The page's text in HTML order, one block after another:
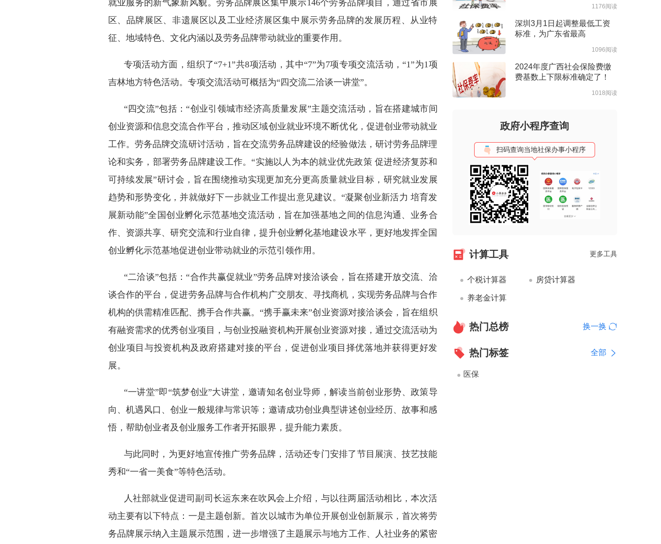
就业服务的新气象新风貌。劳务品牌展区集中展示146个劳务品牌项目，通过省市展
区、品牌展区、非遗展区以及工业经济展区集中展示劳务品牌的发展历程、从业特
征、地域特色、文化内涵以及劳务品牌带动就业的重要作用。
专项活动方面，组织了“7+1”共8项活动，其中“7”为7项专项交流活动，“1”为1项
吉林地方特色活动。专项交流活动可概括为“四交流二洽谈一讲堂”。
“四交流”包括：“创业引领城市经济高质量发展”主题交流活动，旨在搭建城市间
创业资源和信息交流合作平台，推动区域创业就业环境不断优化，促进创业带动就业
工作。劳务品牌交流研讨活动，旨在交流劳务品牌建设的经验做法，研讨劳务品牌理
论和实务，部署劳务品牌建设工作。“实施以人为本的就业优先政策 促进经济复苏和
可持续发展”研讨会，旨在围绕推动实现更加充分更高质量就业目标，研究就业发展
趋势和形势变化，并就做好下一步就业工作提出意见建议。“凝聚创业新活力 培育发
展新动能”全国创业孵化示范基地交流活动，旨在加强基地之间的信息沟通、业务合
作、资源共享、研究交流和行业自律，提升创业孵化基地建设水平，更好地发挥全国
创业孵化示范基地促进创业带动就业的示范引领作用。
“二洽谈”包括：“合作共赢促就业”劳务品牌对接洽谈会，旨在搭建开放交流、洽
谈合作的平台，促进劳务品牌与合作机构广交朋友、寻找商机，实现劳务品牌与合作
机构的供需精准匹配、携手合作共赢。“携手赢未来”创业资源对接洽谈会，旨在组织
有融资需求的优秀创业项目，与创业投融资机构开展创业资源对接，通过交流活动为
创业项目与投资机构及政府搭建对接的平台，促进创业项目择优落地并获得更好发
展。
“一讲堂”即“筑梦创业”大讲堂，邀请知名创业导师，解读当前创业形势、政策导
向、机遇风口、创业一般规律与常识等；邀请成功创业典型讲述创业经历、故事和感
悟，帮助创业者及创业服务工作者开拓眼界，提升能力素质。
与此同时，为更好地宣传推广劳务品牌，活动还专门安排了节目展演、技艺技能
秀和“一省一美食”等特色活动。
人社部就业促进司副司长运东来在吹风会上介绍，与以往两届活动相比，本次活
动主要有以下特点：一是主题创新。首次以城市为单位开展创业创新展示，首次将劳
务品牌展示纳入主题展示范围，进一步增强了主题展示与地方工作、人社业务的紧密
1176阅读
深圳3月1日起调整最低工资
标准，为广东省最高
1096阅读
2024年度广西社会保险费缴
费基数上下限标准确定了！
1018阅读
政府小程序查询
扫码查询当地社保办事小程序
计算工具 更多工具
个税计算器 房贷计算器
养老金计算
热门总榜 换一换
热门标签 全部
医保